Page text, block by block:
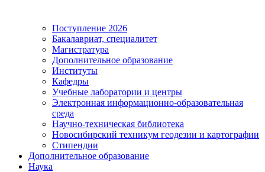
Поступление 2026
Бакалавриат, специалитет
Магистратура
Дополнительное образование
Институты
Кафедры
Учебные лаборатории и центры
Электронная информационно-образовательная
среда
Научно-техническая библиотека
Новосибирский техникум геодезии и картографии
Стипендии
Дополнительное образование
Наука